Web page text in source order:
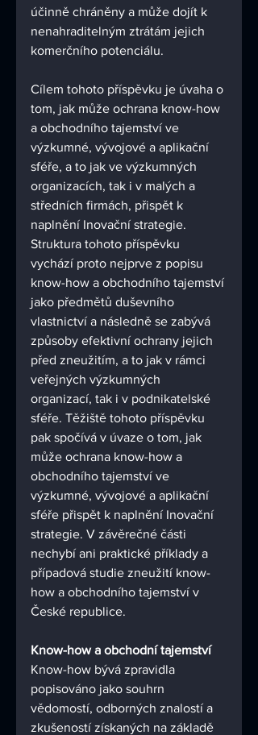
účinně chráněny a může dojít k
nenahraditelným ztrátám jejich
komerčního potenciálu.
Cílem tohoto příspěvku je úvaha o
tom, jak může ochrana know-how
a obchodního tajemství ve
výzkumné, vývojové a aplikační
sféře, a to jak ve výzkumných
organizacích, tak i v malých a
středních firmách, přispět k
naplnění Inovační strategie.
Struktura tohoto příspěvku
vychází proto nejprve z popisu
know-how a obchodního tajemství
jako předmětů duševního
vlastnictví a následně se zabývá
způsoby efektivní ochrany jejich
před zneužitím, a to jak v rámci
veřejných výzkumných
organizací, tak i v podnikatelské
sféře. Těžiště tohoto příspěvku
pak spočívá v úvaze o tom, jak
může ochrana know-how a
obchodního tajemství ve
výzkumné, vývojové a aplikační
sféře přispět k naplnění Inovační
strategie. V závěrečné části
nechybí ani praktické příklady a
případová studie zneužití know-
how a obchodního tajemství v
České republice.
Know-how a obchodní tajemství
Know-how bývá zpravidla
popisováno jako souhrn
vědomostí, odborných znalostí a
zkušeností získaných na základě